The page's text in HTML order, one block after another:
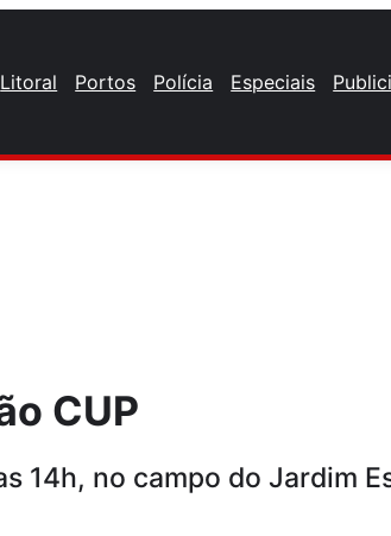
Litoral Portos Polícia Especiais
CUP
14h, no campo do Jardim